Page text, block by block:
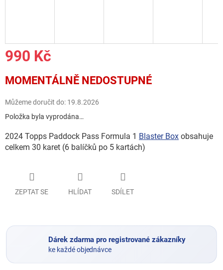
990 Kč
cena:
MOMENTÁLNĚ NEDOSTUPNÉ
Můžeme doručit do: 19.8.2026
Položka byla vyprodána…
2024 Topps Paddock Pass Formula 1 Blaster Box obsahuje
celkem 30 karet (6 balíčků po 5 kartách)
ZEPTAT SE HLÍDAT SDÍLET
Dárek zdarma pro registrované zákazníky
ke každé objednávce